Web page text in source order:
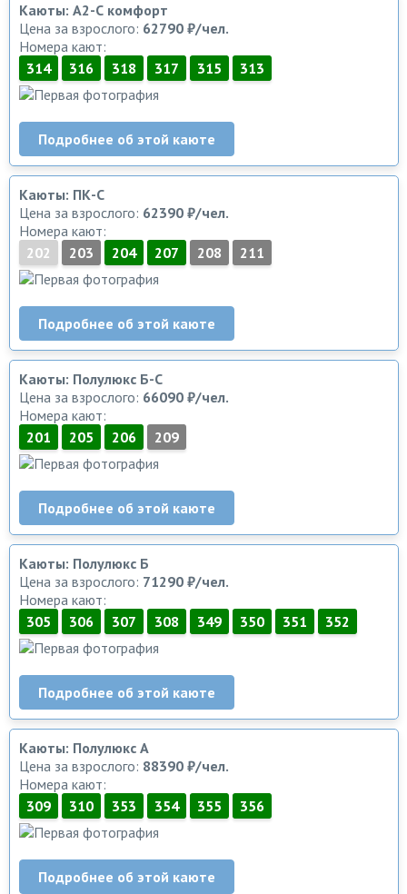
Каюты: А2-С комфорт
Цена за взрослого: 62790 ₽/чел.
Номера кают:
314
316 318 317 315 313
Подробнее об этой каюте
Каюты: ПК-С
Цена за взрослого: 62390 ₽/чел.
Номера кают:
202
203 204 207 208 211
Подробнее об этой каюте
Каюты: Полулюкс Б-С
Цена за взрослого: 66090 ₽/чел.
Номера кают:
201
205 206 209
Подробнее об этой каюте
Каюты: Полулюкс Б
Цена за взрослого: 71290 ₽/чел.
Номера кают:
305
306 307 308 349 350 351 352
Подробнее об этой каюте
Каюты: Полулюкс А
Цена за взрослого: 88390 ₽/чел.
Номера кают:
309
310 353 354 355 356
Подробнее об этой каюте